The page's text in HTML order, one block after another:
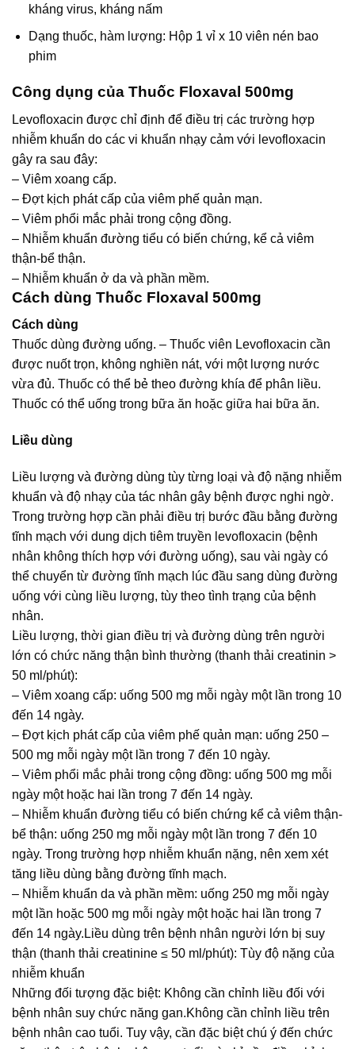
kháng virus, kháng nấm
Dạng thuốc, hàm lượng: Hộp 1 vỉ x 10 viên nén bao
phim
Công dụng của Thuốc Floxaval 500mg
Levofloxacin được chỉ định để điều trị các trường hợp
nhiễm khuẩn do các vi khuẩn nhạy cảm với levofloxacin
gây ra sau đây:
– Viêm xoang cấp.
– Ðợt kịch phát cấp của viêm phế quản mạn.
– Viêm phổi mắc phải trong cộng đồng.
– Nhiễm khuẩn đường tiểu có biến chứng, kể cả viêm
thận-bể thận.
– Nhiễm khuẩn ở da và phần mềm.
Cách dùng Thuốc Floxaval 500mg
Cách dùng
Thuốc dùng đường uống. – Thuốc viên Levofloxacin cần
được nuốt trọn, không nghiền nát, với một lượng nước
vừa đủ. Thuốc có thể bẻ theo đường khía để phân liều.
Thuốc có thể uống trong bữa ăn hoặc giữa hai bữa ăn.
Liều dùng
Liều lượng và đường dùng tùy từng loại và độ nặng nhiễm
khuẩn và độ nhạy của tác nhân gây bệnh được nghi ngờ.
Trong trường hợp cần phải điều trị bước đầu bằng đường
tĩnh mạch với dung dịch tiêm truyền levofloxacin (bệnh
nhân không thích hợp với đường uống), sau vài ngày có
thể chuyển từ đường tĩnh mạch lúc đầu sang dùng đường
uống với cùng liều lượng, tùy theo tình trạng của bệnh
nhân.
Liều lượng, thời gian điều trị và đường dùng trên người
lớn có chức năng thận bình thường (thanh thải creatinin >
50 ml/phút):
– Viêm xoang cấp: uống 500 mg mỗi ngày một lần trong 10
đến 14 ngày.
– Ðợt kịch phát cấp của viêm phế quản mạn: uống 250 –
500 mg mỗi ngày một lần trong 7 đến 10 ngày.
– Viêm phổi mắc phải trong cộng đồng: uống 500 mg mỗi
ngày một hoặc hai lần trong 7 đến 14 ngày.
– Nhiễm khuẩn đường tiểu có biến chứng kể cả viêm thận-
bể thận: uống 250 mg mỗi ngày một lần trong 7 đến 10
ngày. Trong trường hợp nhiễm khuẩn nặng, nên xem xét
tăng liều dùng bằng đường tĩnh mạch.
– Nhiễm khuẩn da và phần mềm: uống 250 mg mỗi ngày
một lần hoặc 500 mg mỗi ngày một hoặc hai lần trong 7
đến 14 ngày.Liều dùng trên bệnh nhân người lớn bị suy
thận (thanh thải creatinine ≤ 50 ml/phút): Tùy độ nặng của
nhiễm khuẩn
Những đối tượng đặc biệt: Không cần chỉnh liều đối với
bệnh nhân suy chức năng gan.Không cần chỉnh liều trên
bệnh nhân cao tuổi. Tuy vậy, cần đặc biệt chú ý đến chức